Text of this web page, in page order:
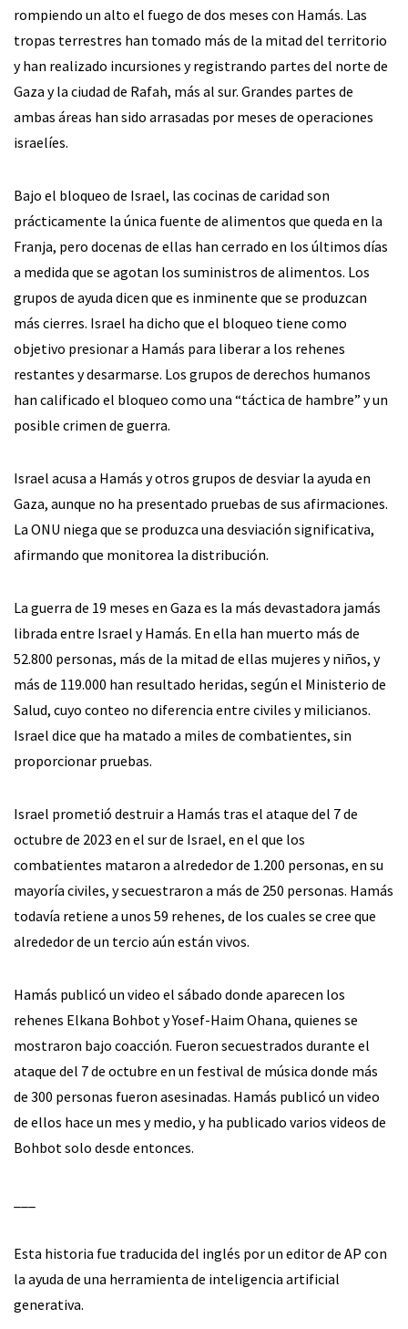
rompiendo un alto el fuego de dos meses con Hamás. Las
tropas terrestres han tomado más de la mitad del territorio
y han realizado incursiones y registrando partes del norte de
Gaza y la ciudad de Rafah, más al sur. Grandes partes de
ambas áreas han sido arrasadas por meses de operaciones
israelíes.
Bajo el bloqueo de Israel, las cocinas de caridad son
prácticamente la única fuente de alimentos que queda en la
Franja, pero docenas de ellas han cerrado en los últimos días
a medida que se agotan los suministros de alimentos. Los
grupos de ayuda dicen que es inminente que se produzcan
más cierres. Israel ha dicho que el bloqueo tiene como
objetivo presionar a Hamás para liberar a los rehenes
restantes y desarmarse. Los grupos de derechos humanos
han calificado el bloqueo como una “táctica de hambre” y un
posible crimen de guerra.
Israel acusa a Hamás y otros grupos de desviar la ayuda en
Gaza, aunque no ha presentado pruebas de sus afirmaciones.
La ONU niega que se produzca una desviación significativa,
afirmando que monitorea la distribución.
La guerra de 19 meses en Gaza es la más devastadora jamás
librada entre Israel y Hamás. En ella han muerto más de
52.800 personas, más de la mitad de ellas mujeres y niños, y
más de 119.000 han resultado heridas, según el Ministerio de
Salud, cuyo conteo no diferencia entre civiles y milicianos.
Israel dice que ha matado a miles de combatientes, sin
proporcionar pruebas.
Israel prometió destruir a Hamás tras el ataque del 7 de
octubre de 2023 en el sur de Israel, en el que los
combatientes mataron a alrededor de 1.200 personas, en su
mayoría civiles, y secuestraron a más de 250 personas. Hamás
todavía retiene a unos 59 rehenes, de los cuales se cree que
alrededor de un tercio aún están vivos.
Hamás publicó un video el sábado donde aparecen los
rehenes Elkana Bohbot y Yosef-Haim Ohana, quienes se
mostraron bajo coacción. Fueron secuestrados durante el
ataque del 7 de octubre en un festival de música donde más
de 300 personas fueron asesinadas. Hamás publicó un video
de ellos hace un mes y medio, y ha publicado varios videos de
Bohbot solo desde entonces.
Esta historia fue traducida del inglés por un editor de AP con
la ayuda de una herramienta de inteligencia artificial
generativa.